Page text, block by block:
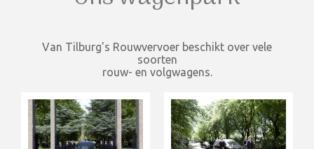
Van Tilburg's Rouwvervoer beschikt over vele
soorten
rouw- en volgwagens.